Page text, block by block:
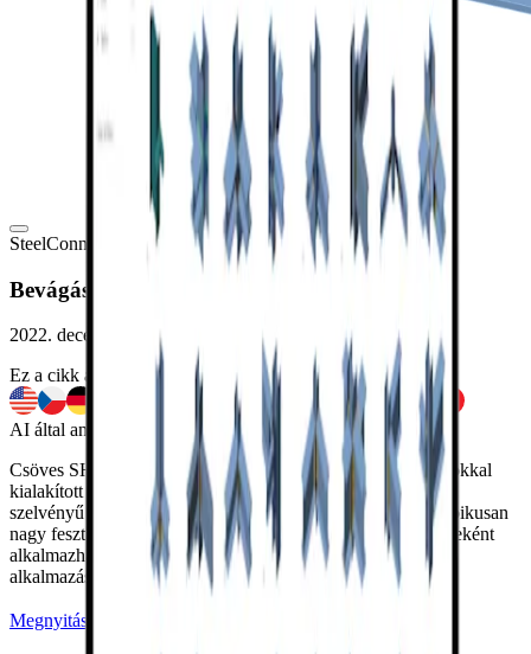
SteelConnection design Sample projects Connection Viewer
Bevágásokkal ellátott csöves SHS merevítők
2022. december 24.
Ez a cikk a következő nyelveken is elérhető
AI által angolból fordítva
Csöves SHS merevítők csomólemezhez hegesztett bevágásokkal
kialakított rácsszerkezeti kapcsolata, amely egy hengerelt I-
szelvényű vízszintes gerendához csatlakozik. A kapcsolat tipikusan
nagy fesztávolságú keretes épületek rácsszerkezeteinek részeként
alkalmazható. A modellt az
IDEA StatiCa Connection
alkalmazásban értékelték.
Megnyitás a Megjelenítőben